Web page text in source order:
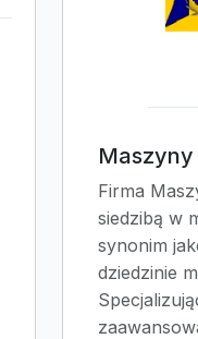
Firma
siedzibą w
synonim
dziedzinie